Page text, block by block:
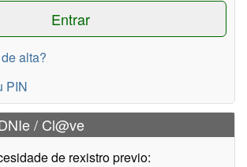
alta?
PIN
/ Cl@ve
de rexistro previo: